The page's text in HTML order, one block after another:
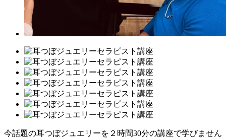
今話題の耳つぼジュエリーを２時間30分の講座で学びません